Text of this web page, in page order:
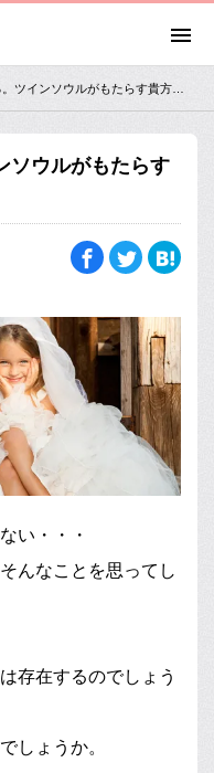
ソウルがもたらす
い・・・
んなことを思ってし
存在するのでしょう
しょうか。